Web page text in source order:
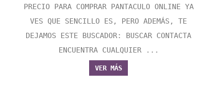
PRECIO PARA COMPRAR PANTACULO ONLINE YA
VES QUE SENCILLO ES, PERO ADEMÁS, TE
DEJAMOS ESTE BUSCADOR: BUSCAR CONTACTA
ENCUENTRA CUALQUIER ...
VER MÁS